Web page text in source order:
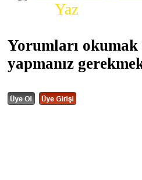
Yaz
Yorumları
yapmanız